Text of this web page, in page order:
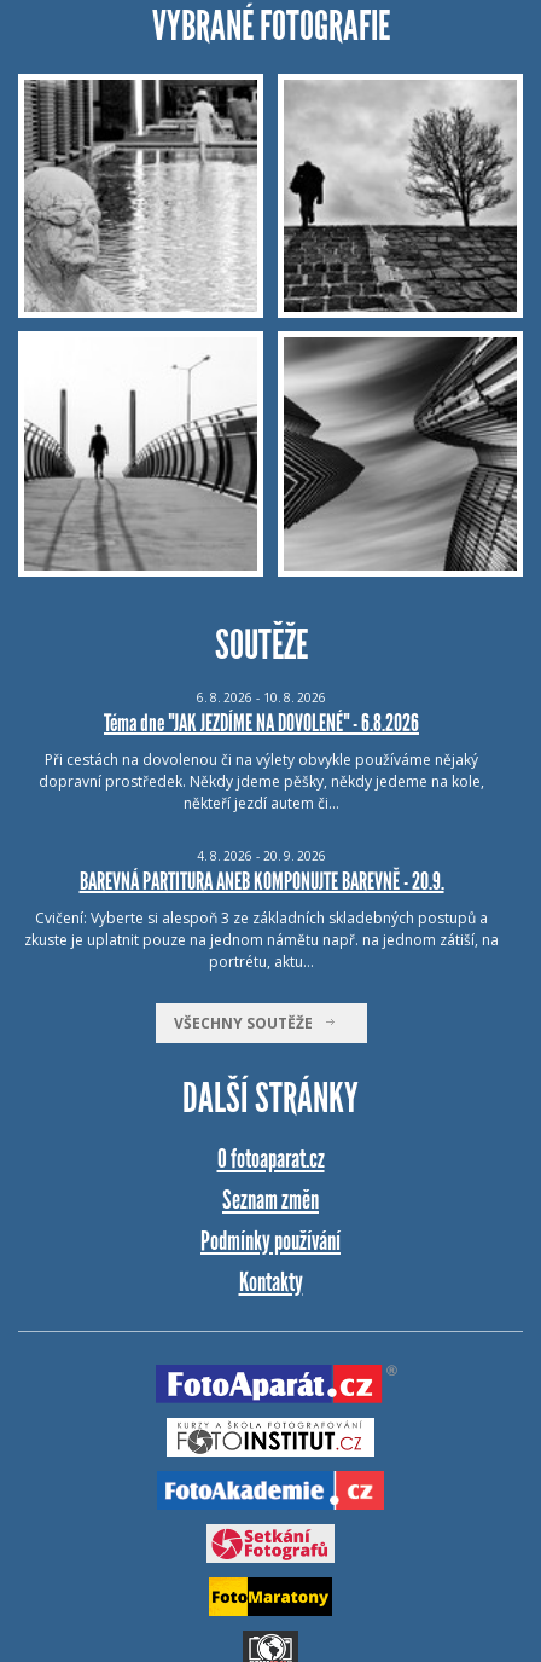
VYBRANÉ FOTOGRAFIE
SOUTĚŽE
6. 8. 2026 - 10. 8. 2026
Téma dne "JAK JEZDÍME NA DOVOLENÉ" - 6.8.2026
Při cestách na dovolenou či na výlety obvykle používáme nějaký
dopravní prostředek. Někdy jdeme pěšky, někdy jedeme na kole,
někteří jezdí autem či…
4. 8. 2026 - 20. 9. 2026
BAREVNÁ PARTITURA ANEB KOMPONUJTE BAREVNĚ - 20.9.
Cvičení: Vyberte si alespoň 3 ze základních skladebných postupů a
zkuste je uplatnit pouze na jednom námětu např. na jednom zátiší, na
portrétu, aktu…
VŠECHNY SOUTĚŽE
DALŠÍ STRÁNKY
O fotoaparat.cz
Seznam změn
Podmínky používání
Kontakty